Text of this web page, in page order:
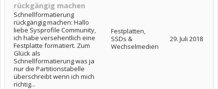
rückgängig machen
Schnellformatierung
rückgängig machen: Hallo
liebe Sysprofile Community,
ich habe versehentlich eine
Festplatte formatiert. Zum
Glück als
Schnellformatierung was ja
nur die Partitionstabelle
überschreibt wenn ich mich
richtig...
Festplatten,
SSDs &
Wechselmedien
29. Juli 2018